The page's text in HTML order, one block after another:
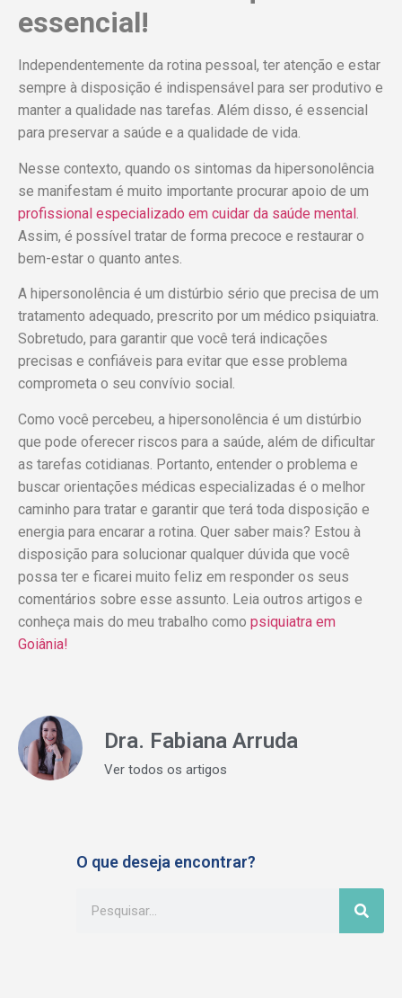
essencial!
Independentemente da rotina pessoal, ter atenção e estar
sempre à disposição é indispensável para ser produtivo e
manter a qualidade nas tarefas. Além disso, é essencial
para preservar a saúde e a qualidade de vida.
Nesse contexto, quando os sintomas da hipersonolência
se manifestam é muito importante procurar apoio de um
profissional especializado em cuidar da saúde mental
Assim, é possível tratar de forma precoce e restaurar o
bem-estar o quanto antes.
A hipersonolência é um distúrbio sério que precisa de um
tratamento adequado, prescrito por um médico psiquiatra.
Sobretudo, para garantir que você terá indicações
precisas e confiáveis para evitar que esse problema
comprometa o seu convívio social.
Como você percebeu, a hipersonolência é um distúrbio
que pode oferecer riscos para a saúde, além de dificultar
as tarefas cotidianas. Portanto, entender o problema e
buscar orientações médicas especializadas é o melhor
caminho para tratar e garantir que terá toda disposição e
energia para encarar a rotina. Quer saber mais? Estou à
disposição para solucionar qualquer dúvida que você
possa ter e ficarei muito feliz em responder os seus
comentários sobre esse assunto. Leia outros artigos e
conheça mais do meu trabalho como psiquiatra em
Goiânia!
Dra. Fabiana Arruda
Ver todos os artigos
O que deseja encontrar?